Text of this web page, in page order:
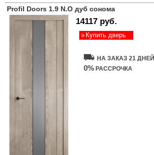
Profil Doors 1.9 N.O дуб сонома
14117 руб.
Купить дверь
НА ЗАКАЗ 21 ДНЕЙ
0% РАССРОЧКА